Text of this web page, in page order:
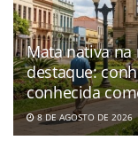
Mata nativa
destaque:
conhecida
8 DE AGOSTO DE 2026